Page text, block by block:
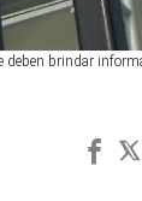
deben brindar